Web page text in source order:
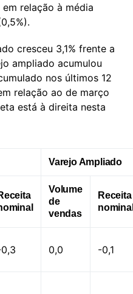
relação à média
cresceu 3,1% frente a
ampliado acumulou
nos últimos 12
relação ao de março
está à direita nesta
Varejo Ampliado
Volume
de
vendas
Receita
0,0 -0,1